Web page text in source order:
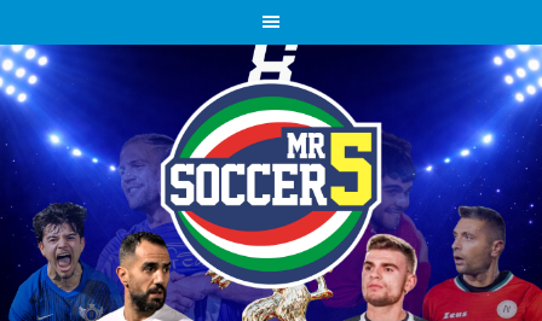
to
content